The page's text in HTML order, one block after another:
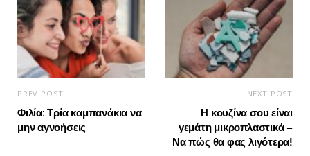
PREV POST
Φιλία: Τρία καμπανάκια να
μην αγνοήσεις
NEXT POST
Η κουζίνα σου είναι
γεμάτη μικροπλαστικά –
Να πώς θα φας λιγότερα!